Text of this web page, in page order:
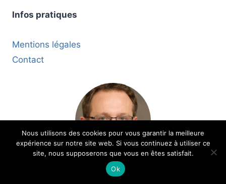
Infos pratiques
Mentions légales
Contact
Nous utilisons des cookies pour vous garantir la meilleure
expérience sur notre site web. Si vous continuez à utiliser ce
site, nous supposerons que vous en êtes satisfait.
Ok